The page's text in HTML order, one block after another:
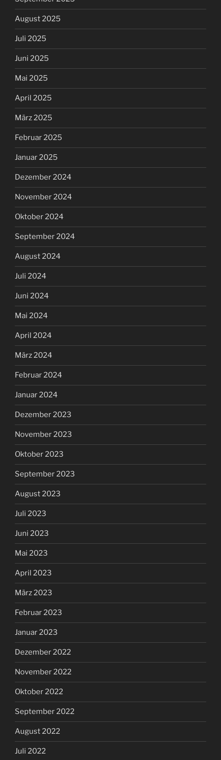
August 2025
Juli 2025
Juni 2025
Mai 2025
April 2025
März 2025
Februar 2025
Januar 2025
Dezember 2024
November 2024
Oktober 2024
September 2024
August 2024
Juli 2024
Juni 2024
Mai 2024
April 2024
März 2024
Februar 2024
Januar 2024
Dezember 2023
November 2023
Oktober 2023
September 2023
August 2023
Juli 2023
Juni 2023
Mai 2023
April 2023
März 2023
Februar 2023
Januar 2023
Dezember 2022
November 2022
Oktober 2022
September 2022
August 2022
Juli 2022